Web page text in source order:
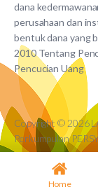
dana
perusahaan dan
bentuk dana yang
2010 Tentang
Pencucian Uang
Copyright © 2026
Perkumpulan
Home